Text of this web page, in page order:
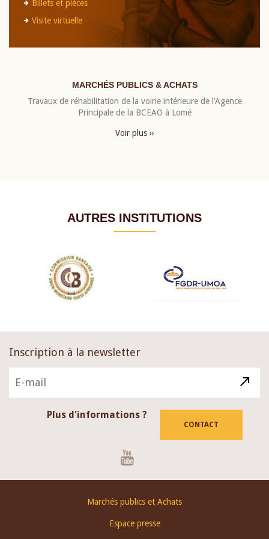
Billets et pièces
Visite virtuelle
MARCHÉS PUBLICS & ACHATS
Travaux de réhabilitation de la voirie intérieure de l’Agence
Principale de la BCEAO à Lomé
Voir plus ››
AUTRES INSTITUTIONS
Inscription à la newsletter
Plus d'informations ?
CONTACT
Marchés publics et Achats
Espace presse